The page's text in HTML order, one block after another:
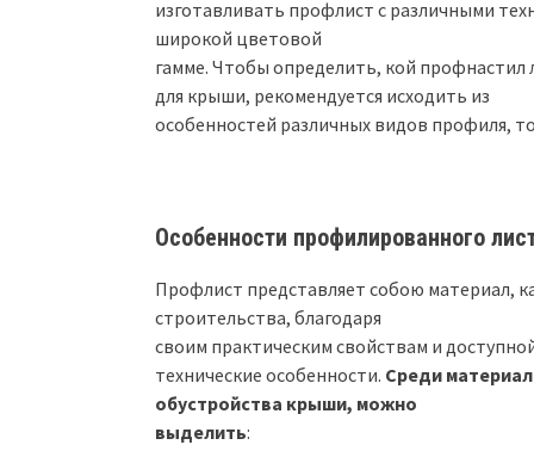
изготавливать профлист с различными
широкой цветовой
гамме. Чтобы определить, кой профнастил
для крыши, рекомендуется исходить из
особенностей различных видов профиля,
Особенности профилированного
Профлист представляет собою материал,
строительства, благодаря
своим практическим свойствам и
технические особенности. Среди
обустройства крыши, можно
выделить: